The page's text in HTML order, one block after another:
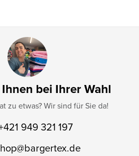
bei Ihrer Wahl
zu etwas? Wir sind für Sie da!
949 321 197
@bargertex.de